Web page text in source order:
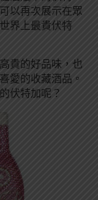
以再次展示在眾
界上最貴伏特
貴的好品味，也
愛的收藏酒品。
伏特加呢？